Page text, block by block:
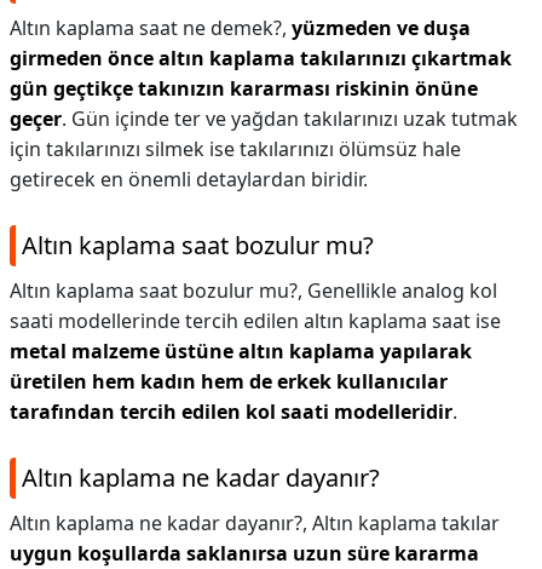
Altın kaplama saat ne demek?, yüzmeden ve duşa
girmeden önce altın kaplama takılarınızı çıkartmak
gün geçtikçe takınızın kararması riskinin önüne
geçer. Gün içinde ter ve yağdan takılarınızı uzak tutmak
için takılarınızı silmek ise takılarınızı ölümsüz hale
getirecek en önemli detaylardan biridir.
Altın kaplama saat bozulur mu?
Altın kaplama saat bozulur mu?, Genellikle analog kol
saati modellerinde tercih edilen altın kaplama saat ise
metal malzeme üstüne altın kaplama yapılarak
üretilen hem kadın hem de erkek kullanıcılar
tarafından tercih edilen kol saati modelleridir.
Altın kaplama ne kadar dayanır?
Altın kaplama ne kadar dayanır?, Altın kaplama takılar
uygun koşullarda saklanırsa uzun süre kararma